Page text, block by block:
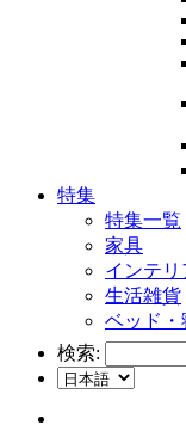
特集
特集一覧
家具
インテリ
生活雑貨
ベッド・
検索: